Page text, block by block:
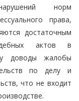
норм
права,
достаточным
актов в
доводы жалобы
по делу и
что не входит